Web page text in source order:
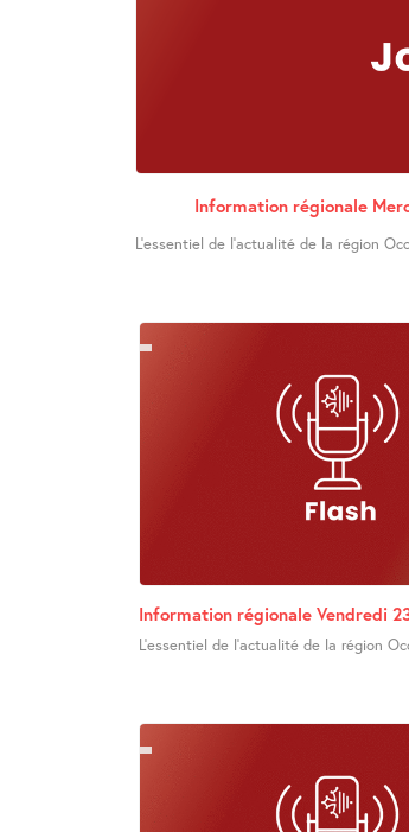
Information régionale
L’essentiel de l’actualité de la région
Information régionale Vendredi
L’essentiel de l’actualité de la région